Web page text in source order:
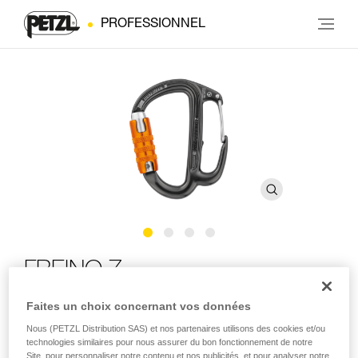
PROFESSIONNEL
FREINO Z
Mousqueton avec ergot de freinage pour descendeur
Le mousqueton FREINO Z dispose d'un ergot permettant
Faites un choix concernant vos données
Nous (PETZL Distribution SAS) et nos partenaires utilisons des cookies et/ou
technologies similaires pour nous assurer du bon fonctionnement de notre
Site, pour personnaliser notre contenu et nos publicités, et pour analyser notre